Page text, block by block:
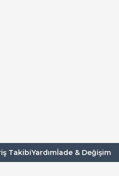
TakibiYardımİade & Değişim